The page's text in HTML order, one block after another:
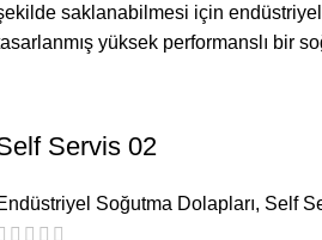
saklanabilmesi için
yüksek performanslı bir
Servis 02
Soğutma Dolapları, Self